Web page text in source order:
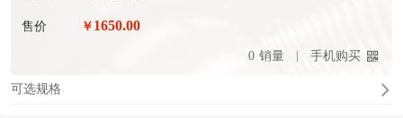
售价 ￥ 1650.00
0 销量 手机购买
可选规格